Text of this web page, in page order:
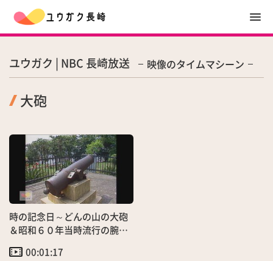
ユウガク | NBC 長崎放送 映像のタイムマシーン
大砲
時の記念日～どんの山の大砲
＆昭和６０年当時流行の腕時
00:01:17